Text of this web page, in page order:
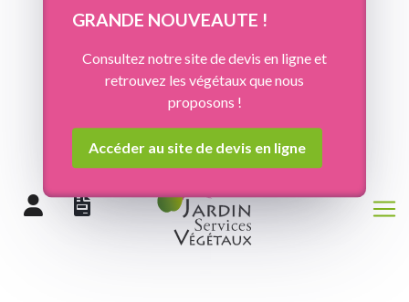
GRANDE NOUVEAUTE !
Consultez notre site de devis en ligne et
retrouvez les végétaux que nous
proposons !
Accéder au site de devis en ligne
Panneau de gestion des cookies